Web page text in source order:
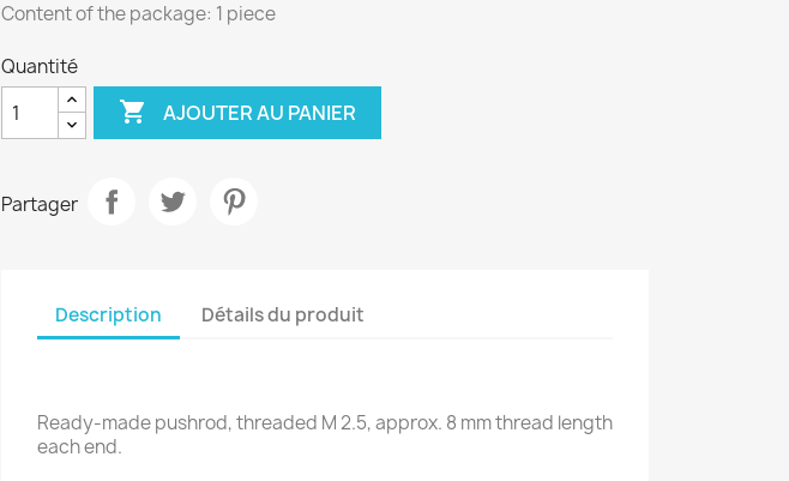
Content of the package: 1 piece
Quantité
 AJOUTER AU PANIER
Partager
Description Détails du produit
Ready-made pushrod, threaded M 2.5, approx. 8 mm thread length
each end.